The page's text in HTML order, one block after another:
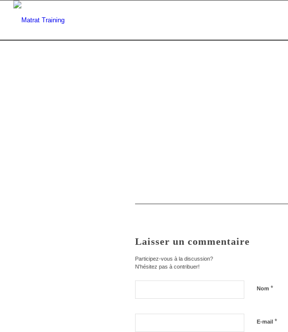
Laisser un commentaire
Participez-vous à la discussion?
N'hésitez pas à contribuer!
Nom *
E-mail *